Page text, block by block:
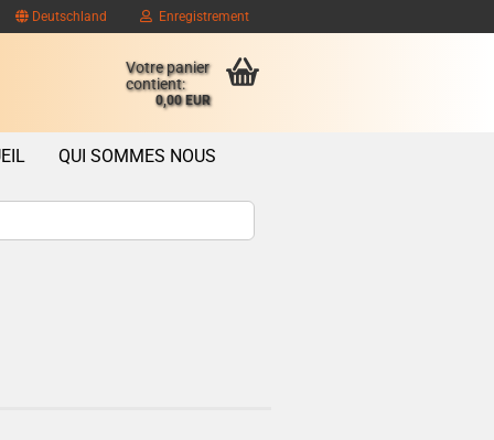
Deutschland Enregistrement
Votre panier
contient:
0,00 EUR
QUI SOMMES NOUS